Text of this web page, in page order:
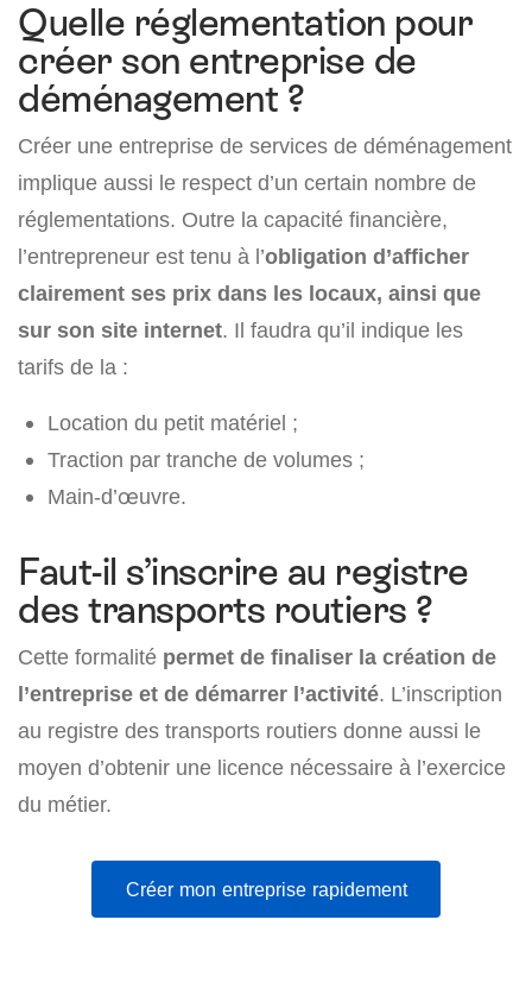
Quelle réglementation pour
créer son entreprise de
déménagement ?
Créer une entreprise de services de déménagement
implique aussi le respect d’un certain nombre de
réglementations. Outre la capacité financière,
l’entrepreneur est tenu à l’obligation d’afficher
clairement ses prix dans les locaux, ainsi que
sur son site internet. Il faudra qu’il indique les
tarifs de la :
Location du petit matériel ;
Traction par tranche de volumes ;
Main-d’œuvre.
Faut-il s’inscrire au registre
des transports routiers ?
Cette formalité permet de finaliser la création de
l’entreprise et de démarrer l’activité. L’inscription
au registre des transports routiers donne aussi le
moyen d’obtenir une licence nécessaire à l’exercice
du métier.
Créer mon entreprise rapidement